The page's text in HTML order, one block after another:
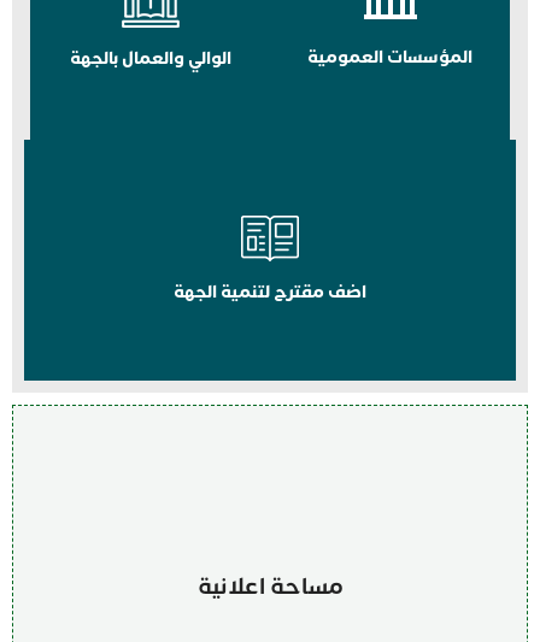
المؤسسات العمومية الوالي والعمال بالجهة
اضف مقترح لتنمية الجهة
مساحة اعلانية